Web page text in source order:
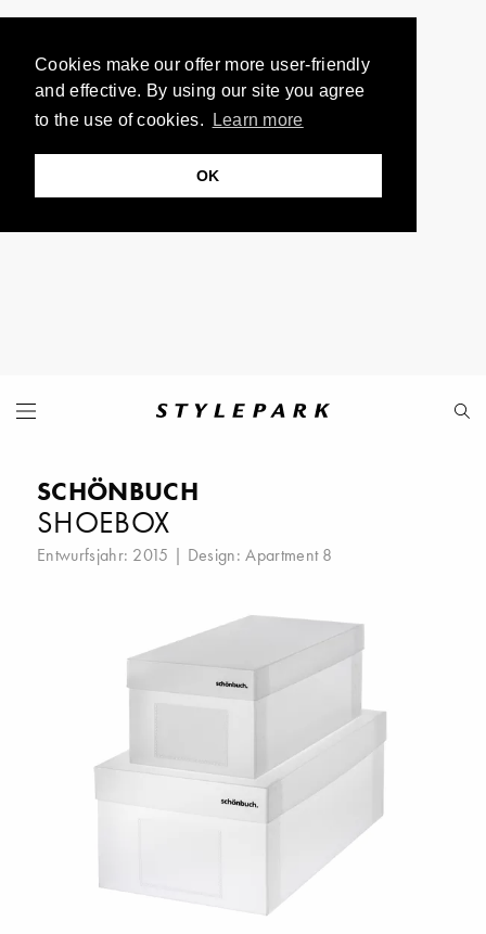
Cookies make our offer more user-friendly
and effective. By using our site you agree
to the use of cookies.
Learn more
OK
SCHÖNBUCH
SHOEBOX
Entwurfsjahr: 2015 | Design:Apartment 8